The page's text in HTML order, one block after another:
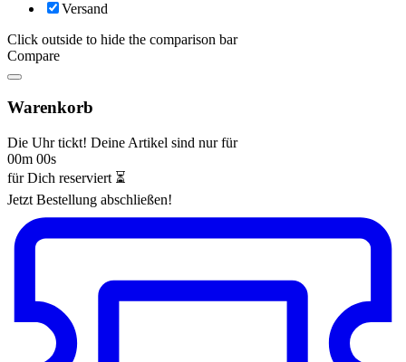
Versand
Click outside to hide the comparison bar
Compare
Warenkorb
Die Uhr tickt! Deine Artikel sind nur für
00m 00s
für Dich reserviert ⏳
Jetzt Bestellung abschließen!